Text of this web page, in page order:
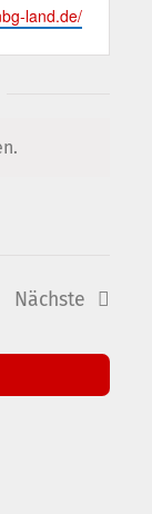
land.de/
Nächste